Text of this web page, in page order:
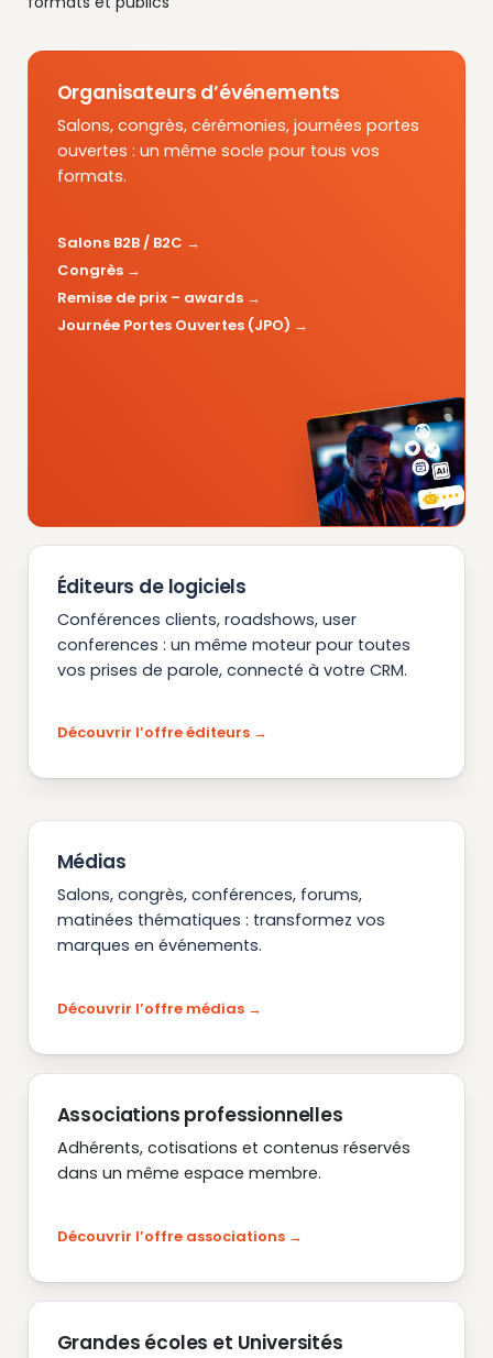
Organisateurs d’événements
Salons, congrès, cérémonies, journées portes
ouvertes : un même socle pour tous vos
formats.
Salons B2B / B2C
Congrès
Remise de prix – awards
Journée Portes Ouvertes (JPO)
Éditeurs de logiciels
Conférences clients, roadshows, user
conferences : un même moteur pour toutes
vos prises de parole, connecté à votre CRM.
Découvrir l’offre éditeurs
Médias
Salons, congrès, conférences, forums,
matinées thématiques : transformez vos
marques en événements.
Découvrir l’offre médias
Associations professionnelles
Adhérents, cotisations et contenus réservés
dans un même espace membre.
Découvrir l’offre associations
Grandes écoles et Universités